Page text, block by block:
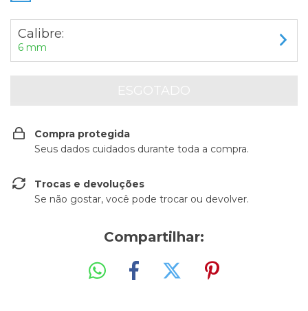
Calibre:
6 mm
Compra protegida
Seus dados cuidados durante toda a compra.
Trocas e devoluções
Se não gostar, você pode trocar ou devolver.
Compartilhar: